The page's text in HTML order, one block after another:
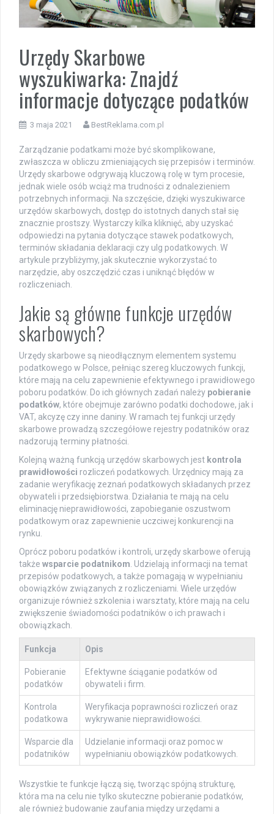
Urzędy Skarbowe
wyszukiwarka: Znajdź
informacje dotyczące podatków
3 maja 2021 BestReklama.com.pl
Zarządzanie podatkami może być skomplikowane,
zwłaszcza w obliczu zmieniających się przepisów i terminów.
Urzędy skarbowe odgrywają kluczową rolę w tym procesie,
jednak wiele osób wciąż ma trudności z odnalezieniem
potrzebnych informacji. Na szczęście, dzięki wyszukiwarce
urzędów skarbowych, dostęp do istotnych danych stał się
znacznie prostszy. Wystarczy kilka kliknięć, aby uzyskać
odpowiedzi na pytania dotyczące stawek podatkowych,
terminów składania deklaracji czy ulg podatkowych. W
artykule przybliżymy, jak skutecznie wykorzystać to
narzędzie, aby oszczędzić czas i uniknąć błędów w
rozliczeniach.
Jakie są główne funkcje urzędów
skarbowych?
Urzędy skarbowe są nieodłącznym elementem systemu
podatkowego w Polsce, pełniąc szereg kluczowych funkcji,
które mają na celu zapewnienie efektywnego i prawidłowego
poboru podatków. Do ich głównych zadań należy pobieranie
podatków, które obejmuje zarówno podatki dochodowe, jak i
VAT, akcyzę czy inne daniny. W ramach tej funkcji urzędy
skarbowe prowadzą szczegółowe rejestry podatników oraz
nadzorują terminy płatności.
Kolejną ważną funkcją urzędów skarbowych jest kontrola
prawidłowości rozliczeń podatkowych. Urzędnicy mają za
zadanie weryfikację zeznań podatkowych składanych przez
obywateli i przedsiębiorstwa. Działania te mają na celu
eliminację nieprawidłowości, zapobieganie oszustwom
podatkowym oraz zapewnienie uczciwej konkurencji na
rynku.
Oprócz poboru podatków i kontroli, urzędy skarbowe oferują
także wsparcie podatnikom . Udzielają informacji na temat
przepisów podatkowych, a także pomagają w wypełnianiu
obowiązków związanych z rozliczeniami. Wiele urzędów
organizuje również szkolenia i warsztaty, które mają na celu
zwiększenie świadomości podatników o ich prawach i
obowiązkach.
Funkcja Opis
Pobieranie
podatków
Efektywne ściąganie podatków od
obywateli i firm.
Kontrola
podatkowa
Weryfikacja poprawności rozliczeń oraz
wykrywanie nieprawidłowości.
Wsparcie dla
podatników
Udzielanie informacji oraz pomoc w
wypełnianiu obowiązków podatkowych.
Wszystkie te funkcje łączą się, tworząc spójną strukturę,
która ma na celu nie tylko skuteczne pobieranie podatków,
ale również budowanie zaufania między urzędami a